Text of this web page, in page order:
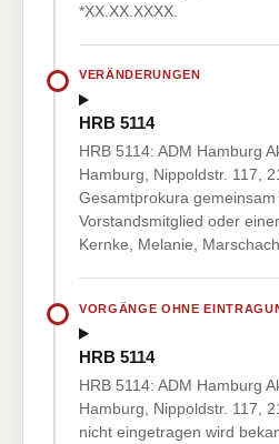
*XX.XX.XXXX.
VERÄNDERUNGEN
HRB 5114
HRB 5114: ADM Hamburg
Hamburg, Nippoldstr. 117,
Gesamtprokura gemeinsam
Vorstandsmitglied oder
Kernke, Melanie,
VORGÄNGE OHNE
HRB 5114
HRB 5114: ADM Hamburg
Hamburg, Nippoldstr. 117,
nicht eingetragen wird